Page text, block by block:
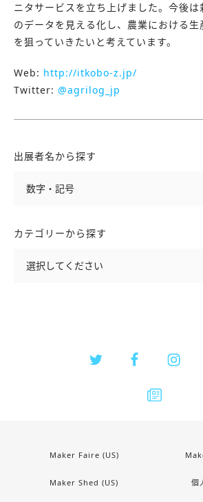
ニタサービスを立ち上げました。今後は
のデータを見える化し、農業における
を狙っていきたいと考えています。
Web: http://itkobo-z.jp/
Twitter: @agrilog_jp
出展者名から探す
カテゴリーから探す
Maker Faire (US)
Maker Shed (US) 個